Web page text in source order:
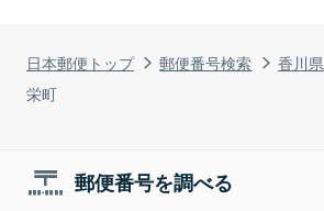
日本郵便トップ 郵便番号検索 香川県
栄町
郵便番号を調べる